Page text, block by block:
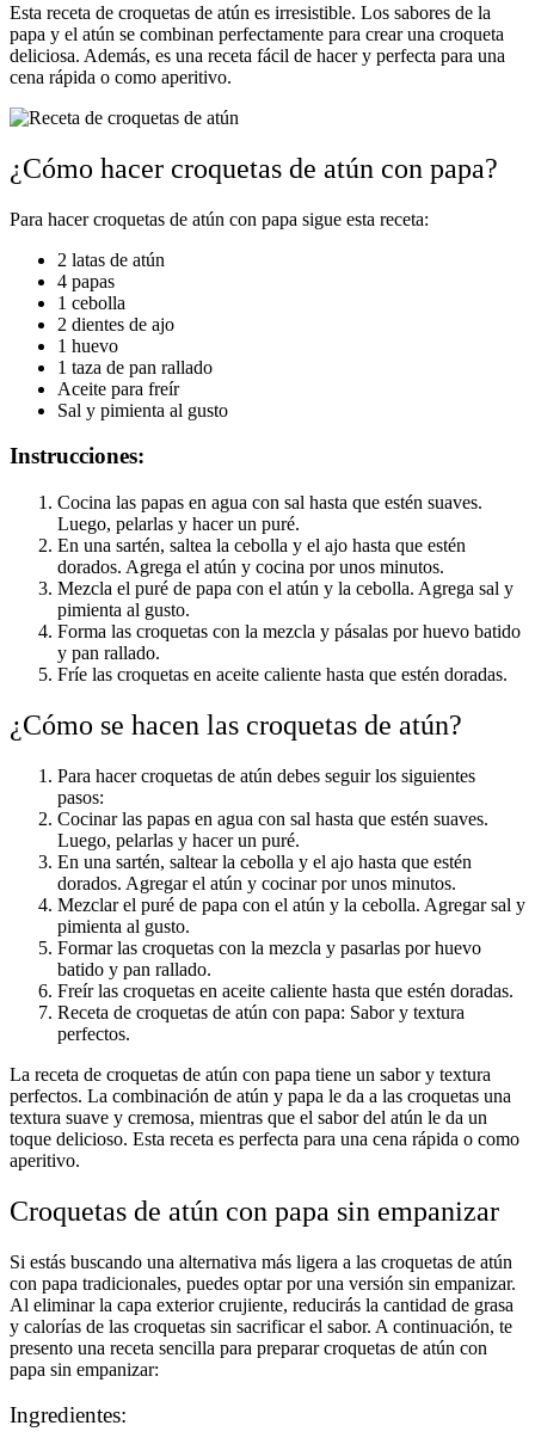
Esta receta de croquetas de atún es irresistible. Los sabores de la
papa y el atún se combinan perfectamente para crear una croqueta
deliciosa. Además, es una receta fácil de hacer y perfecta para una
cena rápida o como aperitivo.
¿Cómo hacer croquetas de atún con papa?
Para hacer croquetas de atún con papa sigue esta receta:
2 latas de atún
4 papas
1 cebolla
2 dientes de ajo
1 huevo
1 taza de pan rallado
Aceite para freír
Sal y pimienta al gusto
Instrucciones:
Cocina las papas en agua con sal hasta que estén suaves.
Luego, pelarlas y hacer un puré.
En una sartén, saltea la cebolla y el ajo hasta que estén
dorados. Agrega el atún y cocina por unos minutos.
Mezcla el puré de papa con el atún y la cebolla. Agrega sal y
pimienta al gusto.
Forma las croquetas con la mezcla y pásalas por huevo batido
y pan rallado.
Fríe las croquetas en aceite caliente hasta que estén doradas.
¿Cómo se hacen las croquetas de atún?
Para hacer croquetas de atún debes seguir los siguientes
pasos:
Cocinar las papas en agua con sal hasta que estén suaves.
Luego, pelarlas y hacer un puré.
En una sartén, saltear la cebolla y el ajo hasta que estén
dorados. Agregar el atún y cocinar por unos minutos.
Mezclar el puré de papa con el atún y la cebolla. Agregar sal y
pimienta al gusto.
Formar las croquetas con la mezcla y pasarlas por huevo
batido y pan rallado.
Freír las croquetas en aceite caliente hasta que estén doradas.
Receta de croquetas de atún con papa: Sabor y textura
perfectos.
La receta de croquetas de atún con papa tiene un sabor y textura
perfectos. La combinación de atún y papa le da a las croquetas una
textura suave y cremosa, mientras que el sabor del atún le da un
toque delicioso. Esta receta es perfecta para una cena rápida o como
aperitivo.
Croquetas de atún con papa sin empanizar
Si estás buscando una alternativa más ligera a las croquetas de atún
con papa tradicionales, puedes optar por una versión sin empanizar.
Al eliminar la capa exterior crujiente, reducirás la cantidad de grasa
y calorías de las croquetas sin sacrificar el sabor. A continuación, te
presento una receta sencilla para preparar croquetas de atún con
papa sin empanizar:
Ingredientes: